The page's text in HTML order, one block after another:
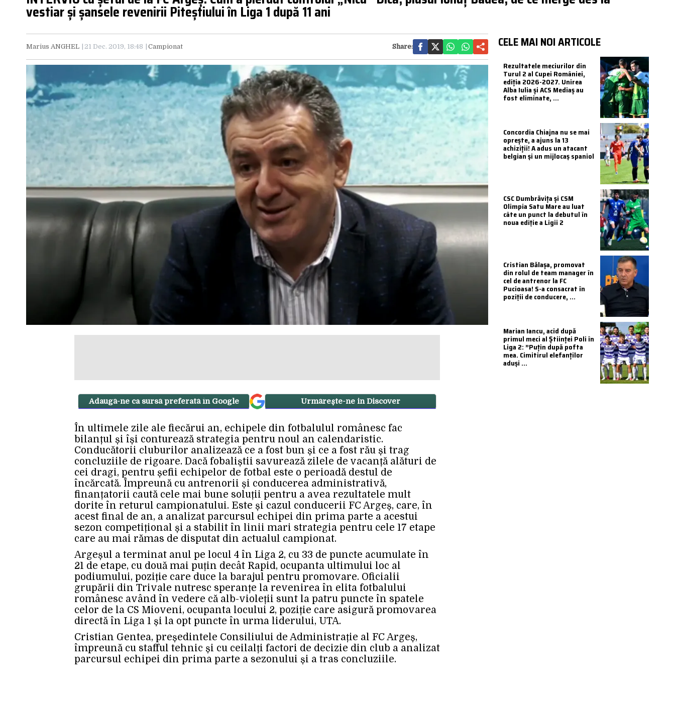
vestiar și șansele revenirii Piteștiului în Liga 1 după 11 ani
Marius ANGHEL 21 Dec. 2019, 18:48 Campionat Share:
Adaugă-ne ca sursă preferată în Google Urmărește-ne in Discover
În ultimele zile ale fiecărui an, echipele din fotbalulul românesc fac
bilanțul și își conturează strategia pentru noul an calendaristic.
Conducătorii cluburilor analizează ce a fost bun și ce a fost rău și trag
concluziile de rigoare. Dacă fobaliștii savurează zilele de vacanță alături de
cei dragi, pentru șefii echipelor de fotbal este o perioadă destul de
încărcată. Împreună cu antrenorii și conducerea administrativă,
finanțatorii caută cele mai bune soluții pentru a avea rezultatele mult
dorite în returul campionatului. Este și cazul conducerii FC Argeș, care, în
acest final de an, a analizat parcursul echipei din prima parte a acestui
sezon competițional și a stabilit în linii mari strategia pentru cele 17 etape
care au mai rămas de disputat din actualul campionat.
Argeșul a terminat anul pe locul 4 în Liga 2, cu 33 de puncte acumulate în
21 de etape, cu două mai puțin decât Rapid, ocupanta ultimului loc al
podiumului, poziție care duce la barajul pentru promovare. Oficialii
grupării din Trivale nutresc speranțe la revenirea în elita fotbalului
românesc având în vedere că alb-violeții sunt la patru puncte în spatele
celor de la CS Mioveni, ocupanta locului 2, poziție care asigură promovarea
directă în Liga 1 și la opt puncte în urma liderului, UTA.
Cristian Gentea, președintele Consiliului de Administrație al FC Argeș,
împreună cu stafful tehnic și cu ceilalți factori de decizie din club a analizat
parcursul echipei din prima parte a sezonului și a tras concluziile.
CELE MAI NOI ARTICOLE
Rezultatele meciurilor din
Turul 2 al Cupei României,
ediția 2026-2027. Unirea
Alba Iulia și ACS Mediaș au
fost eliminate, ...
Concordia Chiajna nu se mai
oprește, a ajuns la 13
achiziții! A adus un atacant
belgian și un mijlocaș spaniol
CSC Dumbrăvița și CSM
Olimpia Satu Mare au luat
câte un punct la debutul în
noua ediție a Ligii 2
Cristian Bălașa, promovat
din rolul de team manager în
cel de antrenor la FC
Pucioasa! S-a consacrat în
poziții de conducere, ...
Marian Iancu, acid după
primul meci al Științei Poli în
Liga 2: ”Puțin după pofta
mea. Cimitirul elefanților
aduși ...